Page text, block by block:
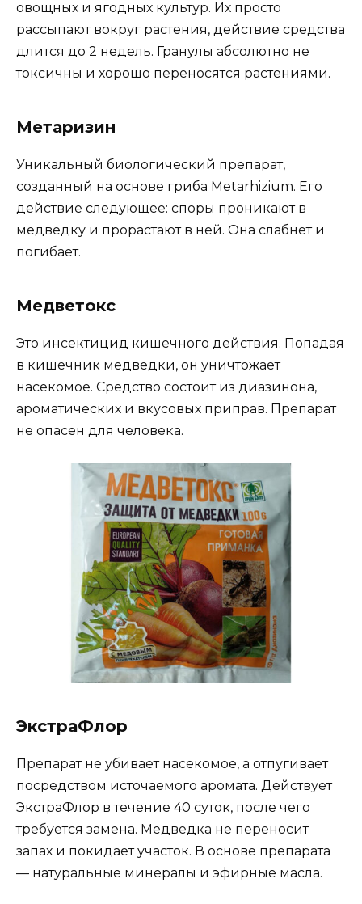
овощных и ягодных культур. Их просто
рассыпают вокруг растения, действие средства
длится до 2 недель. Гранулы абсолютно не
токсичны и хорошо переносятся растениями.
Метаризин
Уникальный биологический препарат,
созданный на основе гриба Metarhizium. Его
действие следующее: споры проникают в
медведку и прорастают в ней. Она слабнет и
погибает.
Медветокс
Это инсектицид кишечного действия. Попадая
в кишечник медведки, он уничтожает
насекомое. Средство состоит из диазинона,
ароматических и вкусовых приправ. Препарат
не опасен для человека.
ЭкстраФлор
Препарат не убивает насекомое, а отпугивает
посредством источаемого аромата. Действует
ЭкстраФлор в течение 40 суток, после чего
требуется замена. Медведка не переносит
запах и покидает участок. В основе препарата
— натуральные минералы и эфирные масла.